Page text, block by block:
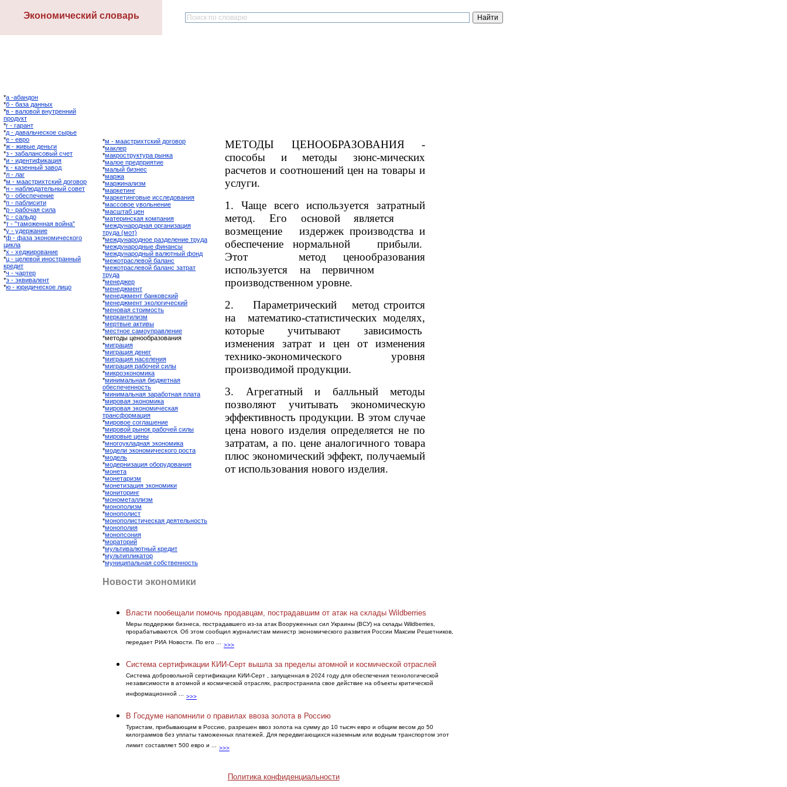
Экономический словарь
*а -абандон
*б - база данных
*в - валовой внутренний
продукт
*г - гарант
*д - давальческое сырье
*е - евро
*ж - живые деньги
*з - забалансовый счет
*и - идентификация
*к - казенный завод
*л - лаг
*м - маастрихтский договор
*н - наблюдательный совет
*о - обеспечение
*п - паблисити
*р - рабочая сила
*с - сальдо
*т - "таможенная война"
*у - удержание
*ф - фаза экономического
цикла
*х - хеджирование
*ц - целевой иностранный
кредит
*ч - чартер
*э - эквивалент
*ю - юридическое лицо
*м - маастрихтский договор
*маклер
*макроструктура рынка
*малое предприятие
*малый бизнес
*маржа
*маржинализм
*маркетинг
*маркетинговые исследования
*массовое увольнение
*масштаб цен
*материнская компания
*международная организация
труда (мот)
*международное разделение труда
*международные финансы
*международный валютный фонд
*межотраслевой баланс
*межотраслевой баланс затрат
труда
*менеджер
*менеджмент
*менеджмент банковский
*менеджмент экологический
*меновая стоимость
*меркантилизм
*мертвые активы
*местное самоуправление
*методы ценообразования
*миграция
*миграция денег
*миграция населения
*миграция рабочей силы
*микроэкономика
*минимальная бюджетная
обеспеченность
*минимальная заработная плата
*мировая экономика
*мировая экономическая
трансформация
*мировое соглашение
*мировой рынок рабочей силы
*мировые цены
*многоукладная экономика
*модели экономического роста
*модель
*модернизация оборудования
*монета
*монетаризм
*монетизация экономики
*мониторинг
*монометаллизм
*монополизм
*монополист
*монополистическая деятельность
*монополия
*монопсония
*мораторий
*мультивалютный кредит
*мультипликатор
*муниципальная собственность
МЕТОДЫ ЦЕНООБРАЗОВАНИЯ -
способы и методы зюнс-мических
расчетов и соотношений цен на товары и
услуги.
1. Чаще всего используется затратный
метод. Его основой является
возмещение издержек производства и
обеспечение нормальной прибыли.
Этот метод ценообразования
используется на первичном
производственном уровне.
2. Параметрический метод строится
на математико-статистических моделях,
которые учитывают зависимость
изменения затрат и цен от изменения
технико-экономического уровня
производимой продукции.
3. Агрегатный и балльный методы
позволяют учитывать экономическую
эффективность продукции. В этом случае
цена нового изделия определяется не по
затратам, а по. цене аналогичного товара
плюс экономический эффект, получаемый
от использования нового изделия.
Новости экономики
Власти пообещали помочь продавцам, пострадавшим от атак на склады Wildberries
Меры поддержки бизнеса, пострадавшего из-за атак Вооруженных сил Украины (ВСУ) на склады Wildberries,
прорабатываются. Об этом сообщил журналистам министр экономического развития России Максим Решетников,
передает РИА Новости. По его ... >>>
Система сертификации КИИ-Серт вышла за пределы атомной и космической отраслей
Система добровольной сертификации КИИ-Серт , запущенная в 2024 году для обеспечения технологической
независимости в атомной и космической отраслях, распространила свое действие на объекты критической
информационной ... >>>
В Госдуме напомнили о правилах ввоза золота в Россию
Туристам, прибывающим в Россию, разрешен ввоз золота на сумму до 10 тысяч евро и общим весом до 50
килограммов без уплаты таможенных платежей. Для передвигающихся наземным или водным транспортом этот
лимит составляет 500 евро и ... >>>
Политика конфиденциальности